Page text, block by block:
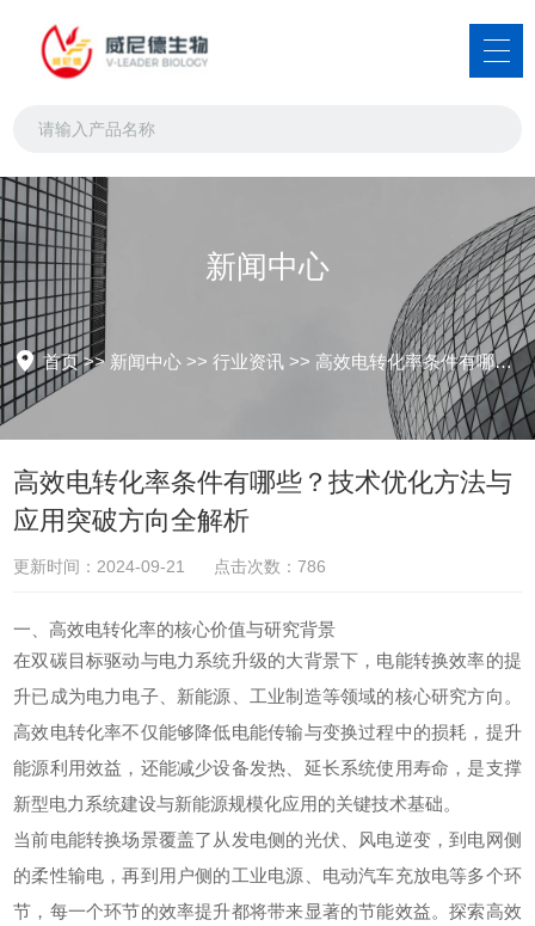
新闻中心
首页>> 新闻中心 >>行业资讯 >> 高效电转化率条件有哪些？技术优化方法与应用突破方向全解析
高效电转化率条件有哪些？技术优化方法与
应用突破方向全解析
更新时间：2024-09-21 点击次数：786
一、高效电转化率的核心价值与研究背景
在双碳目标驱动与电力系统升级的大背景下，电能转换效率的提
升已成为电力电子、新能源、工业制造等领域的核心研究方向。
高效电转化率不仅能够降低电能传输与变换过程中的损耗，提升
能源利用效益，还能减少设备发热、延长系统使用寿命，是支撑
新型电力系统建设与新能源规模化应用的关键技术基础。
当前电能转换场景覆盖了从发电侧的光伏、风电逆变，到电网侧
的柔性输电，再到用户侧的工业电源、电动汽车充放电等多个环
节，每一个环节的效率提升都将带来显著的节能效益。探索高效